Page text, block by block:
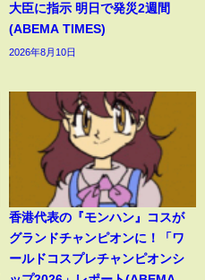
大臣に指示 明日で発災2週間
(ABEMA TIMES)
2026年8月10日
香港代表の『モンハン』コスが
グランドチャンピオンに！「ワ
ールドコスプレチャンピオンシ